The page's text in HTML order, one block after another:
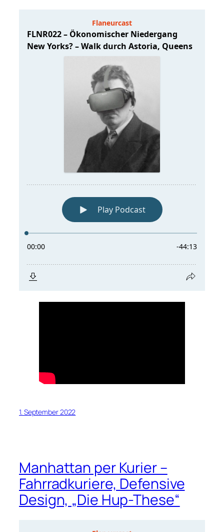
1. September 2022
Manhattan per Kurier –
Fahrradkuriere, Defensive
Design, „Die Hup-These“